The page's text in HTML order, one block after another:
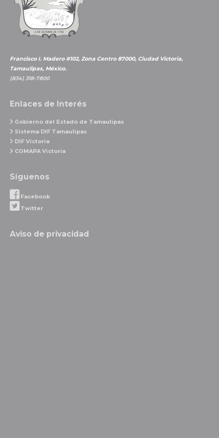
Francisco I. Madero #102, Zona Centro 87000, Ciudad Victoria,
Tamaulipas, México.
(834) 318-7800
Enlaces de Interés
Gobierno del Estado de Tamaulipas
Sistema DIF Tamaulipas
DIF Victoria
COMAPA Victoria
Síguenos
Facebook
Twitter
Aviso de privacidad